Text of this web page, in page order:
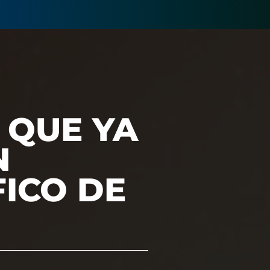
YA
DE